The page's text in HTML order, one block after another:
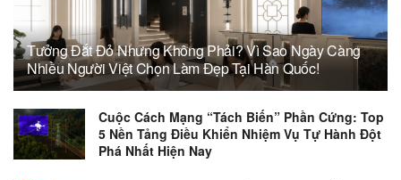
Tưởng Đắt Đỏ Nhưng Không Phải? Vì Sao Ngày Càng
Nhiều Người Việt Chọn Làm Đẹp Tại Hàn Quốc!
Cuộc Cách Mạng “Tách Biến” Phần Cứng: Top
5 Nền Tảng Điều Khiển Nhiệm Vụ Tự Hành Đột
Phá Nhất Hiện Nay